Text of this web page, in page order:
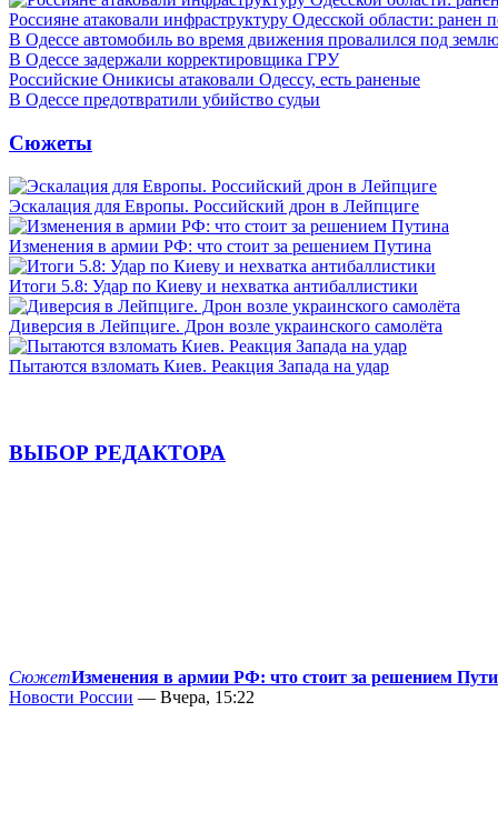
Россияне атаковали инфраструктуру Одесской области: ранен
В Одессе автомобиль во время движения провалился под
В Одессе задержали корректировщика ГРУ
Российские Оникисы атаковали Одессу, есть раненые
В Одессе предотвратили убийство судьи
Сюжеты
Эскалация для Европы. Российский дрон в Лейпциге
Изменения в армии РФ: что стоит за решением Путина
Итоги 5.8: Удар по Киеву и нехватка антибаллистики
Диверсия в Лейпциге. Дрон возле украинского самолёта
Пытаются взломать Киев. Реакция Запада на удар
ВЫБОР РЕДАКТОРА
СюжетИзменения в армии РФ: что стоит за решением
Новости России — Вчера, 15:22